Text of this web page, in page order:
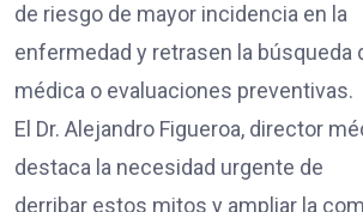
de riesgo de mayor incidencia en la
enfermedad y retrasen la búsqueda
médica o evaluaciones preventivas.
El Dr. Alejandro Figueroa, director
destaca la necesidad urgente de
derribar estos mitos y ampliar la